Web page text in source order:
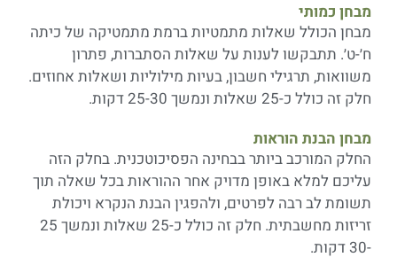
מבחן כמותי
מבחן הכולל שאלות מתמטיות ברמת מתמטיקה של כיתה
ח׳-ט׳. תתבקשו לענות על שאלות הסתברות, פתרון
משוואות, תרגילי חשבון, בעיות מילוליות ושאלות אחוזים.
חלק זה כולל כ-25 שאלות ונמשך 25-30 דקות.
מבחן הבנת הוראות
החלק המורכב ביותר בבחינה הפסיכוטכנית. בחלק הזה
עליכם למלא באופן מדויק אחר ההוראות בכל שאלה תוך
תשומת לב רבה לפרטים, ולהפגין הבנת הנקרא ויכולת
זריזות מחשבתית. חלק זה כולל כ-25 שאלות ונמשך 25
-30 דקות.